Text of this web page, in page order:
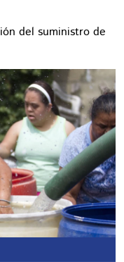
del suministro de